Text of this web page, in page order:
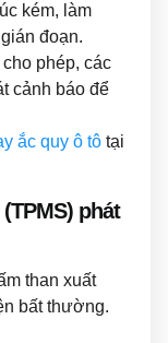
kém, làm
đoạn.
phép, các
cảnh báo để
ắc quy ô tô tại
phát
than xuất
bất thường.